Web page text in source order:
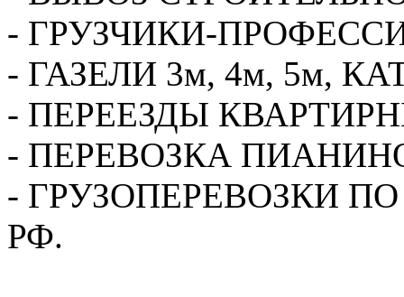
- ГРУЗЧИКИ-
- ГАЗЕЛИ 3м, 4м, 5м,
- ПЕРЕЕЗДЫ
- ПЕРЕВОЗКА
- ГРУЗОПЕРЕВОЗКИ
РФ.